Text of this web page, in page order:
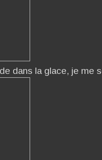
dans la glace, je me